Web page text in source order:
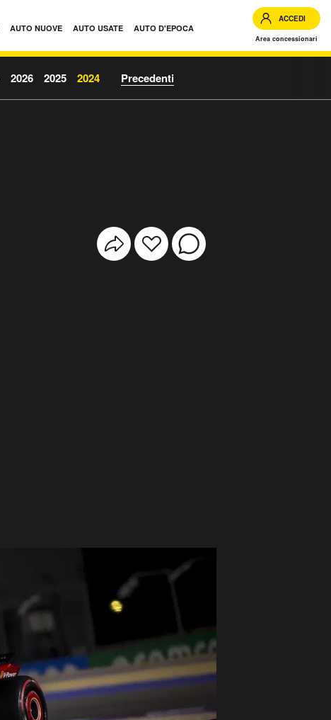
AUTO NUOVE AUTO USATE AUTO D'EPOCA
ACCEDI
Area concessionari
2026 2025 2024 Precedenti